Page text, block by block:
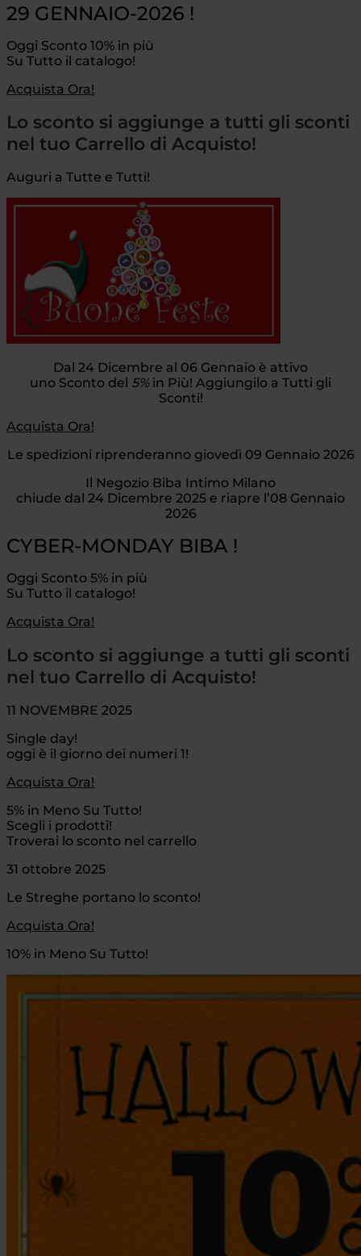
29 GENNAIO-2026 !
Oggi Sconto 10% in più
Su Tutto il catalogo!
Acquista Ora!
Lo sconto si aggiunge a tutti gli sconti
nel tuo Carrello di Acquisto!
Auguri a Tutte e Tutti!
Dal 24 Dicembre al 06 Gennaio è attivo
uno Sconto del 5%in Più! Aggiungilo a Tutti gli
Sconti!
Acquista Ora!
Le spedizioni riprenderanno giovedì 09 Gennaio 2026
Il Negozio Biba Intimo Milano
chiude dal 24 Dicembre 2025 e riapre l’08 Gennaio
2026
CYBER-MONDAY BIBA !
Oggi Sconto 5% in più
Su Tutto il catalogo!
Acquista Ora!
Lo sconto si aggiunge a tutti gli sconti
nel tuo Carrello di Acquisto!
11 NOVEMBRE 2025
Single day!
oggi è il giorno dei numeri 1!
Acquista Ora!
5% in Meno Su Tutto!
Scegli i prodotti!
Troverai lo sconto nel carrello
31 ottobre 2025
Le Streghe portano lo sconto!
Acquista Ora!
10% in Meno Su Tutto!